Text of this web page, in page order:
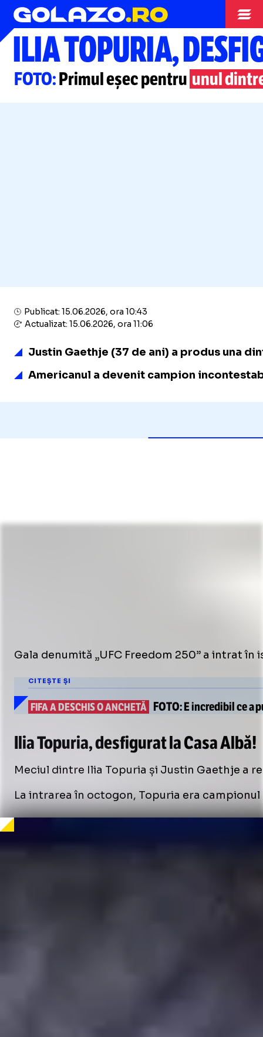
Box
ILIA TOPURIA,
FOTO:Primul eșec pentru unul
Publicat: 15.06.2026, ora 10:43
Actualizat: 15.06.2026, ora 11:06
Justin Gaethje (37 de ani) a produs una
Americanul a devenit campion
Gala denumită „UFC Freedom 250” a intrat
CITEȘTE ȘI
FIFA A DESCHIS O ANCHETĂ FOTO:E incredibilce a
Ilia Topuria, desfigurat la Casa Albă!
Meciul dintre Ilia Topuria și Justin Gaethje a
La intrarea în octogon, Topuria era